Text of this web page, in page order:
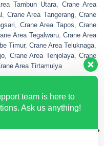
Tambun Utara, Crane Area
, Crane Area Tangerang,Crane
, Crane Area Tapos,Crane
Area Tegalwaru,Crane Area
Timur, Crane Area Teluknaga,
, Crane Area Tenjolaya,Crane
Area Tirtamulya
team is here to
Ask us anything!